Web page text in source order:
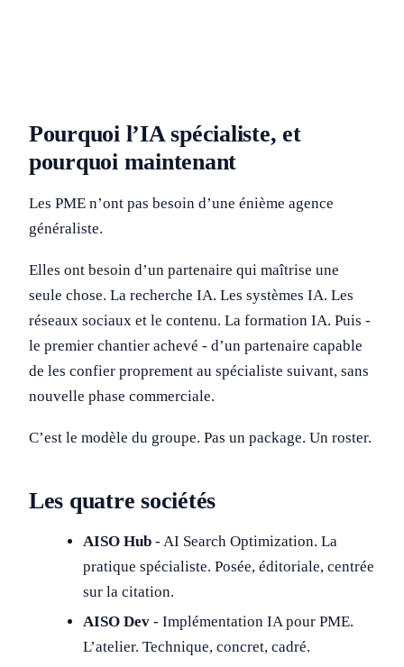
Pourquoi l’IA spécialiste, et
pourquoi maintenant
Les PME n’ont pas besoin d’une énième agence
généraliste.
Elles ont besoin d’un partenaire qui maîtrise une
seule chose. La recherche IA. Les systèmes IA. Les
réseaux sociaux et le contenu. La formation IA. Puis -
le premier chantier achevé - d’un partenaire capable
de les confier proprement au spécialiste suivant, sans
nouvelle phase commerciale.
C’est le modèle du groupe. Pas un package. Un roster.
Les quatre sociétés
AISO Hub - AI Search Optimization. La
pratique spécialiste. Posée, éditoriale, centrée
sur la citation.
AISO Dev - Implémentation IA pour PME.
L’atelier. Technique, concret, cadré.